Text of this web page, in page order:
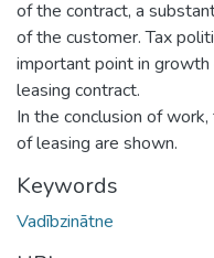
of the contract, a
of the customer. Tax
important point in
leasing contract.
In the conclusion of
of leasing are shown.
Keywords
Vadībzinātne